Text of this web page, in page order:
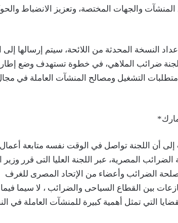
المنشآت والجهات المختصة، وتعزيز الانضباط
النسخة المحدثة من اللائحة، سيتم إرسالها إلى
لجنة ضرائب الملاهي، في خطوة تستهدف وضع إطار
التشغيل ومصالح المنشآت العاملة في
إلى أن اللجنة تواصل في الوقت نفسه متابعة
المصرية، عبر اللجنة العليا التى قرر وزير
الضرائب وأعضاء من الإتحاد المصرى للغرف
بين القطاع السياحى والضرائب ، لا سيما فيما
التي تمثل أهمية كبيرة للمنشآت العاملة في